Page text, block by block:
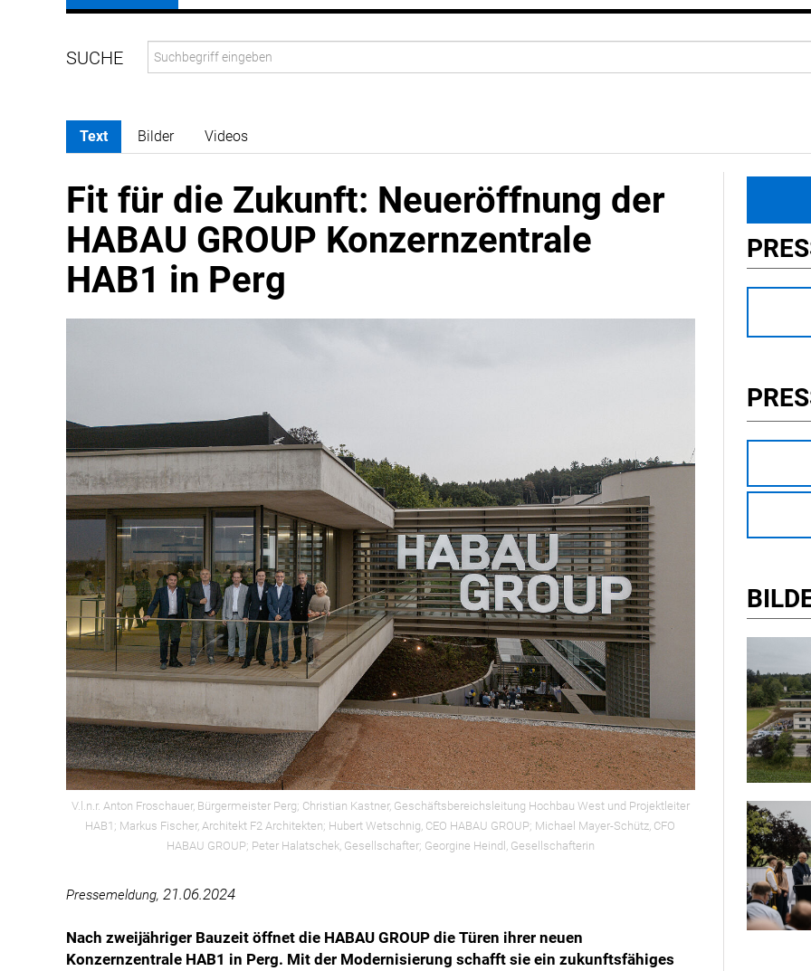
Text Bilder Videos
Fit für die Zukunft: Neueröffnung der
HABAU GROUP Konzernzentrale
HAB1 in Perg
V.l.n.r. Anton Froschauer, Bürgermeister Perg; Christian Kastner, Geschäftsbereichsleitung Hochbau West und Projektleiter
HAB1; Markus Fischer, Architekt F2 Architekten; Hubert Wetschnig, CEO HABAU GROUP; Michael Mayer-Schütz, CFO
HABAU GROUP; Peter Halatschek, Gesellschafter; Georgine Heindl, Gesellschafterin
Pressemeldung, 21.06.2024
Nach zweijähriger Bauzeit öffnet die HABAU GROUP die Türen ihrer neuen
Konzernzentrale HAB1 in Perg. Mit der Modernisierung schafft sie ein zukunftsfähiges